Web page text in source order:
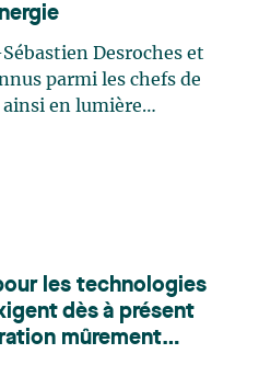
Desroches et
parmi les chefs de
en lumière
Valérie
sein du groupe de droit
de l’environnement,
et représente une
dans le cadre d’enjeux
obligations
les technologies
dès à présent
mûrement